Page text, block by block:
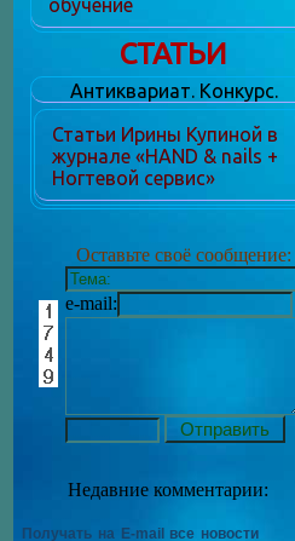
обучение
СТАТЬИ
Антиквариат. Конкурс.
Статьи Ирины Купиной в
журнале «HAND & nails +
Ногтевой сервис»
Оставьте своё сообщение:
e-mail:
Недавние комментарии:
Получать на E-mail все новости